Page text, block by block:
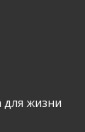
для жизни